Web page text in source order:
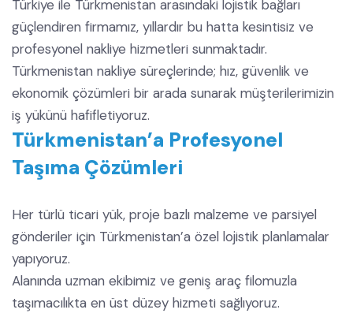
Türkiye ile Türkmenistan arasındaki lojistik bağları
güçlendiren firmamız, yıllardır bu hatta kesintisiz ve
profesyonel nakliye hizmetleri sunmaktadır.
Türkmenistan nakliye süreçlerinde; hız, güvenlik ve
ekonomik çözümleri bir arada sunarak müşterilerimizin
iş yükünü hafifletiyoruz.
Türkmenistan’a Profesyonel
Taşıma Çözümleri
Her türlü ticari yük, proje bazlı malzeme ve parsiyel
gönderiler için Türkmenistan’a özel lojistik planlamalar
yapıyoruz.
Alanında uzman ekibimiz ve geniş araç filomuzla
taşımacılıkta en üst düzey hizmeti sağlıyoruz.